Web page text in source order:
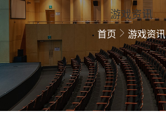
游戏资讯
首页 游戏资讯